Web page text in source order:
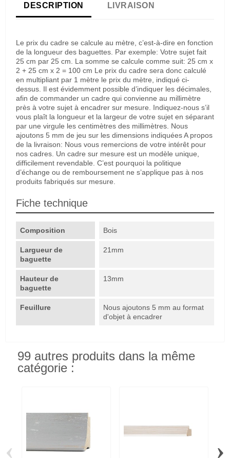
DESCRIPTION LIVRAISON
Le prix du cadre se calcule au mètre, c’est-à-dire en fonction
de la longueur des baguettes. Par exemple: Votre sujet fait
25 cm par 25 cm. La somme se calcule comme suit: 25 cm x
2 + 25 cm x 2 = 100 cm Le prix du cadre sera donc calculé
en multipliant par 1 mètre le prix du mètre, indiqué ci-
dessus. Il est évidemment possible d’indiquer les décimales,
afin de commander un cadre qui convienne au millimètre
près à votre sujet à encadrer sur mesure. Indiquez-nous s’il
vous plaît la longueur et la largeur de votre sujet en séparant
par une virgule les centimètres des millimètres. Nous
ajoutons 5 mm de jeu sur les dimensions indiquées A propos
de la livraison: Nous vous remercions de votre intérêt pour
nos cadres. Un cadre sur mesure est un modèle unique,
difficilement revendable. C’est pourquoi la politique
d’échange ou de remboursement ne s’applique pas à nos
produits fabriqués sur mesure.
Fiche technique
Composition Bois
Largueur de
baguette
21mm
Hauteur de
baguette
13mm
Feuillure
Nous ajoutons 5 mm au format
d'objet à encadrer
99 autres produits dans la même
catégorie :
‹ ›